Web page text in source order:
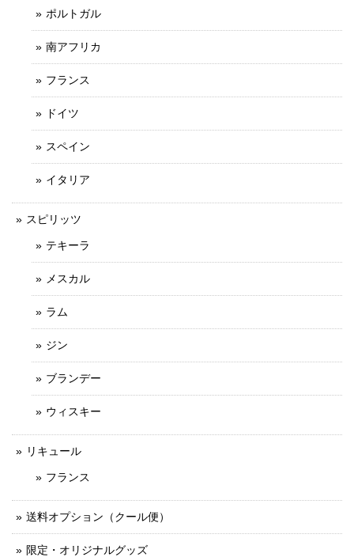
ポルトガル
南アフリカ
フランス
ドイツ
スペイン
イタリア
スピリッツ
テキーラ
メスカル
ラム
ジン
ブランデー
ウィスキー
リキュール
フランス
送料オプション（クール便）
限定・オリジナルグッズ